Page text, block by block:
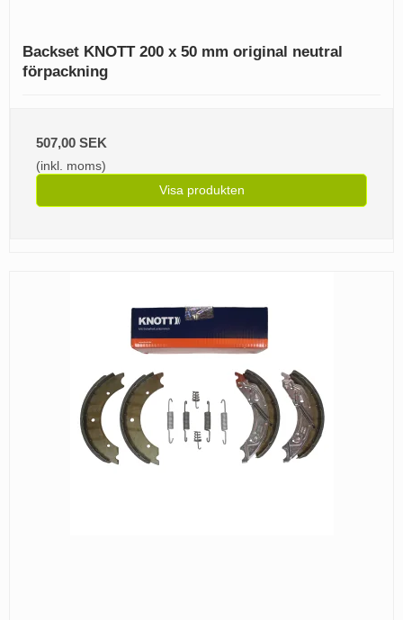
Backset KNOTT 200 x 50 mm original neutral
förpackning
507,00 SEK
(inkl. moms)
Visa produkten